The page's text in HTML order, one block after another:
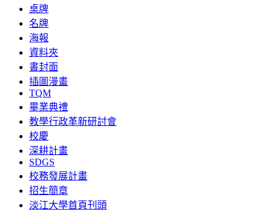
桌牌
名牌
海報
資料夾
書封面
插圖漫畫
TQM
畢業典禮
教學行政革新研討會
校慶
深耕計畫
SDGS
校務發展計畫
招生簡章
淡江大學首頁刊頭